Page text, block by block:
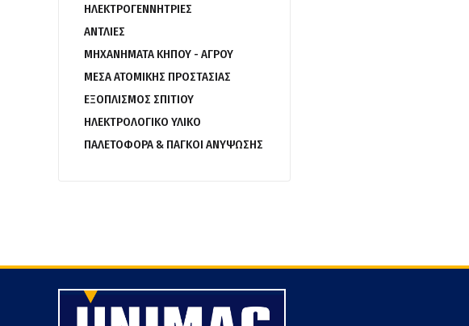
ΗΛΕΚΤΡΟΓΕΝΝΗΤΡΙΕΣ
ΑΝΤΛΙΕΣ
ΜΗΧΑΝΗΜΑΤΑ ΚΗΠΟΥ - ΑΓΡΟΥ
ΜΕΣΑ ΑΤΟΜΙΚΗΣ ΠΡΟΣΤΑΣΙΑΣ
ΕΞΟΠΛΙΣΜΟΣ ΣΠΙΤΙΟΥ
ΗΛΕΚΤΡΟΛΟΓΙΚΟ ΥΛΙΚΟ
ΠΑΛΕΤΟΦΟΡΑ & ΠΑΓΚΟΙ ΑΝΥΨΩΣΗΣ